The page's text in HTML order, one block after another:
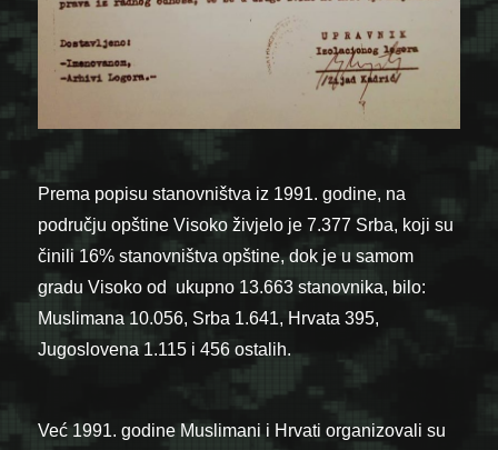
Prema popisu stanovništva iz 1991. godine, na
području opštine Visoko živjelo je 7.377 Srba, koji su
činili 16% stanovništva opštine, dok je u samom
gradu Visoko od ukupno 13.663 stanovnika, bilo:
Muslimana 10.056, Srba 1.641, Hrvata 395,
Jugoslovena 1.115 i 456 ostalih.
Već 1991. godine Muslimani i Hrvati organizovali su